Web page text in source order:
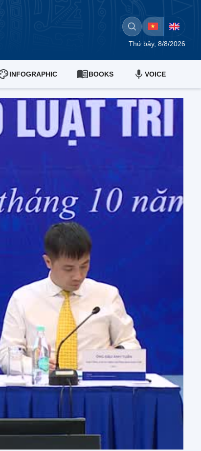
Thứ bảy, 8/8/2026
INFOGRAPHIC BOOKS VOICE